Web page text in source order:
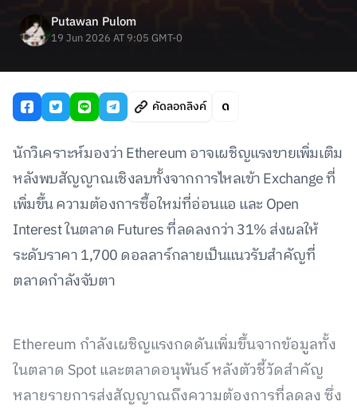
Putawan Pulom
19 Jun 2026 AT 9:05 GMT-0
คัดลอกลิงค์
นักวิเคราะห์มองว่า Ethereum อาจเผชิญแรงขายเพิ่มเติม
หลังพบสัญญาณเชิงลบทั้งจากการไหลเข้า Exchange ที่
เพิ่มขึ้น ความต้องการซื้อใหม่ที่อ่อนแอ และ Open
Interest ในตลาด Futures ที่ลดลงกว่า 31% ส่งผลให้
ระดับราคา 1,700 ดอลลาร์กลายเป็นแนวรับสำคัญที่
ตลาดกำลังจับตา
Ethereum กำลังเผชิญแรงกดดันเพิ่มขึ้นจากข้อมูลทั้ง
ในตลาด Spot และตลาดอนุพันธ์ หลังตัวชี้วัดสำคัญ
หลายรายการส่งสัญญาณถึงความต้องการที่ลดลง ซึ่ง